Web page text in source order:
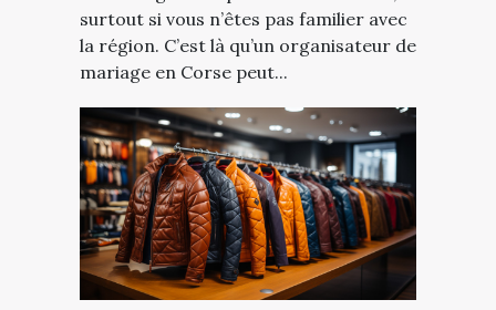
surtout si vous n’êtes pas familier avec
la région. C’est là qu’un organisateur de
mariage en Corse peut...